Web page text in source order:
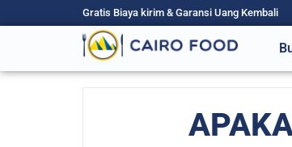
Gratis Biaya kirim & Garansi Uang Kembali